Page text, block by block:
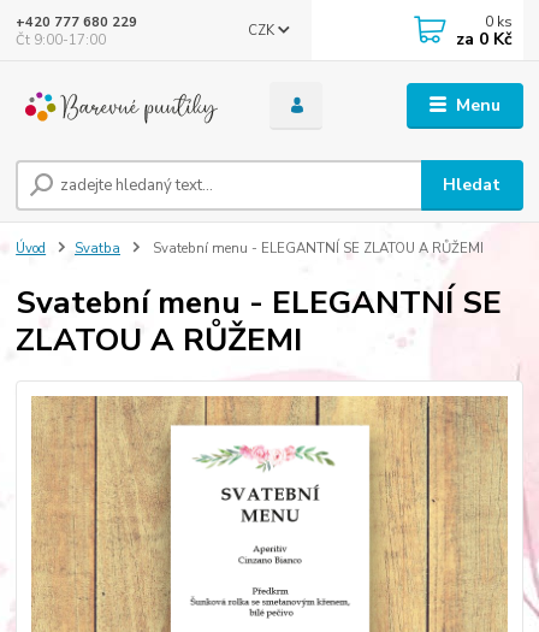
Menu
CZK
Hledat
+420 777 680 229
Čt 9:00-17:00
0 ks
za 0 Kč
Úvod Svatba Svatební menu - ELEGANTNÍ SE ZLATOU A RŮŽEMI
Svatební menu - ELEGANTNÍ SE
ZLATOU A RŮŽEMI